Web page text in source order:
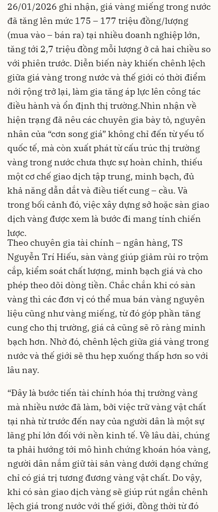
26/01/2026 ghi nhận, giá vàng miếng trong nước
đã tăng lên mức 175 – 177 triệu đồng/lượng
(mua vào – bán ra) tại nhiều doanh nghiệp lớn,
tăng tới 2,7 triệu đồng mỗi lượng ở cả hai chiều so
với phiên trước. Diễn biến này khiến chênh lệch
giữa giá vàng trong nước và thế giới có thời điểm
nới rộng trở lại, làm gia tăng áp lực lên công tác
điều hành và ổn định thị trường.Nhìn nhận về
hiện trạng đã nêu các chuyên gia bày tỏ, nguyên
nhân của “cơn song giá” không chỉ đến từ yếu tố
quốc tế, mà còn xuất phát từ cấu trúc thị trường
vàng trong nước chưa thực sự hoàn chỉnh, thiếu
một cơ chế giao dịch tập trung, minh bạch, đủ
khả năng dẫn dắt và điều tiết cung – cầu. Và
trong bối cảnh đó, việc xây dựng sở hoặc sàn giao
dịch vàng được xem là bước đi mang tính chiến
lược.
Theo chuyên gia tài chính – ngân hàng, TS
Nguyễn Trí Hiếu, sàn vàng giúp giảm rủi ro trộm
cắp, kiểm soát chất lượng, minh bạch giá và cho
phép theo dõi dòng tiền. Chắc chắn khi có sàn
vàng thì các đơn vị có thể mua bán vàng nguyên
liệu cũng như vàng miếng, từ đó góp phần tăng
cung cho thị trường, giá cả cũng sẽ rõ ràng minh
bạch hơn. Nhờ đó, chênh lệch giữa giá vàng trong
nước và thế giới sẽ thu hẹp xuống thấp hơn so với
lâu nay.
“Đây là bước tiến tài chính hóa thị trường vàng
mà nhiều nước đã làm, bởi việc trữ vàng vật chất
tại nhà từ trước đến nay của người dân là một sự
lãng phí lớn đối với nền kinh tế. Về lâu dài, chúng
ta phải hướng tới mô hình chứng khoán hóa vàng,
người dân nắm giữ tài sản vàng dưới dạng chứng
chỉ có giá trị tương đương vàng vật chất. Do vậy,
khi có sàn giao dịch vàng sẽ giúp rút ngắn chênh
lệch giá trong nước với thế giới, đồng thời từ đó